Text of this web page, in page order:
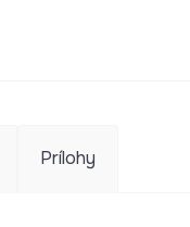
Prílohy